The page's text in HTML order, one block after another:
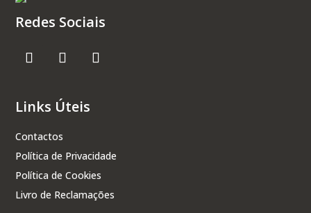
Redes Sociais
Links Úteis
Contactos
Política de Privacidade
Política de Cookies
Livro de Reclamações